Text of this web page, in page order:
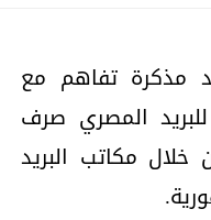
مذكرة تفاهم مع
المصري صرف
خلال مكاتب البريد